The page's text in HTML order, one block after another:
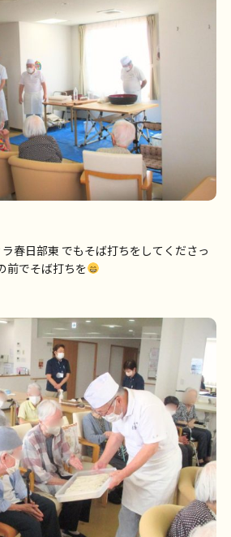
春日部東 でもそば打ちをしてくださっ
前でそば打ちを